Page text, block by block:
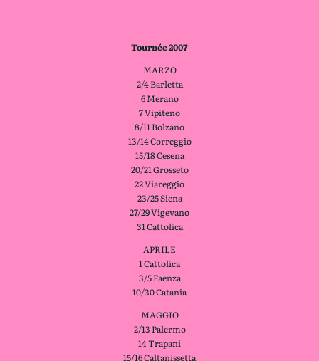
Tournée 2007
MARZO
2/4 Barletta
6 Merano
7 Vipiteno
8/11 Bolzano
13/14 Correggio
15/18 Cesena
20/21 Grosseto
22 Viareggio
23/25 Siena
27/29 Vigevano
31 Cattolica
APRILE
1 Cattolica
3/5 Faenza
10/30 Catania
MAGGIO
2/13 Palermo
14 Trapani
15/16 Caltanissetta